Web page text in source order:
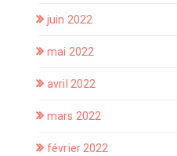
juin 2022
mai 2022
avril 2022
mars 2022
février 2022